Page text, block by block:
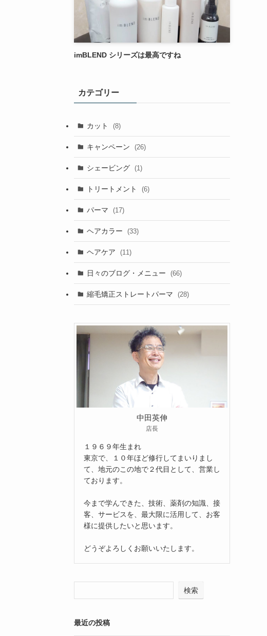
imBLEND シリーズは最高ですね
カテゴリー
カット (8)
キャンペーン (26)
シェービング (1)
トリートメント (6)
パーマ (17)
ヘアカラー (33)
ヘアケア (11)
日々のブログ・メニュー (66)
縮毛矯正ストレートパーマ (28)
中田英伸
店長
１９６９年生まれ
東京で、１０年ほど修行してまいりまし
て、地元のこの地で２代目として、営業し
ております。
今まで学んできた、技術、薬剤の知識、接
客、サービスを、最大限に活用して、お客
様に提供したいと思います。
どうぞよろしくお願いいたします。
検索
最近の投稿